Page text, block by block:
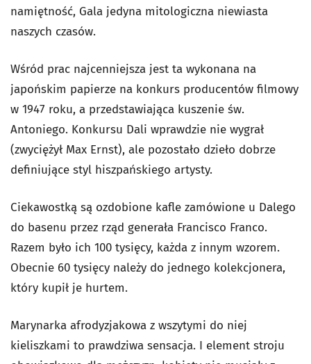
namiętność, Gala jedyna mitologiczna niewiasta
naszych czasów.
Wśród prac najcenniejsza jest ta wykonana na
japońskim papierze na konkurs producentów filmowy
w 1947 roku, a przedstawiająca kuszenie św.
Antoniego. Konkursu Dali wprawdzie nie wygrał
(zwyciężył Max Ernst), ale pozostało dzieło dobrze
definiujące styl hiszpańskiego artysty.
Ciekawostką są ozdobione kafle zamówione u Dalego
do basenu przez rząd generała Francisco Franco.
Razem było ich 100 tysięcy, każda z innym wzorem.
Obecnie 60 tysięcy należy do jednego kolekcjonera,
który kupił je hurtem.
Marynarka afrodyzjakowa z wszytymi do niej
kieliszkami to prawdziwa sensacja. I element stroju